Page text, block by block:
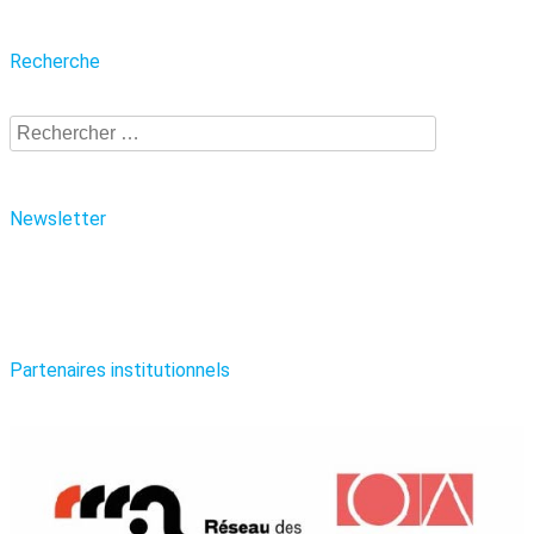
Recherche
Recherche
Newsletter
Partenaires institutionnels